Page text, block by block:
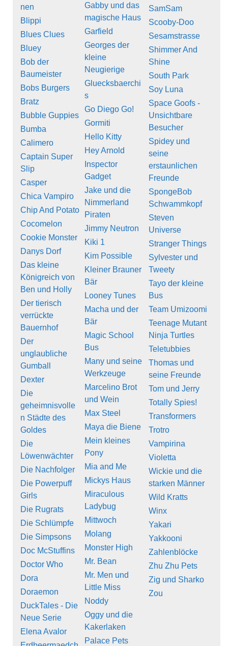
nen
Blippi
Blues Clues
Bluey
Bob der
Baumeister
Bobs Burgers
Bratz
Bubble Guppies
Bumba
Calimero
Captain Super
Slip
Casper
Chica Vampiro
Chip And Potato
Cocomelon
Cookie Monster
Danys Dorf
Das kleine
Königreich von
Ben und Holly
Der tierisch
verrückte
Bauernhof
Der
unglaubliche
Gumball
Dexter
Die
geheimnisvolle
n Städte des
Goldes
Die
Löwenwächter
Die Nachfolger
Die Powerpuff
Girls
Die Rugrats
Die Schlümpfe
Die Simpsons
Doc McStuffins
Doctor Who
Dora
Doraemon
DuckTales - Die
Neue Serie
Elena Avalor
Gabby und das
magische Haus
Garfield
Georges der
kleine
Neugierige
Gluecksbaerchi
s
Go Diego Go!
Gormiti
Hello Kitty
Hey Arnold
Inspector
Gadget
Jake und die
Nimmerland
Piraten
Jimmy Neutron
Kiki 1
Kim Possible
Kleiner Brauner
Bär
Looney Tunes
Macha und der
Bär
Magic School
Bus
Many und seine
Werkzeuge
Marcelino Brot
und Wein
Max Steel
Maya die Biene
Mein kleines
Pony
Mia and Me
Mickys Haus
Miraculous
Ladybug
Mittwoch
Molang
Monster High
Mr. Bean
Mr. Men und
Little Miss
Noddy
Oggy und die
Kakerlaken
Palace Pets
SamSam
Scooby-Doo
Sesamstrasse
Shimmer And
Shine
South Park
Soy Luna
Space Goofs -
Unsichtbare
Besucher
Spidey und
seine
erstaunlichen
Freunde
SpongeBob
Schwammkopf
Steven
Universe
Stranger Things
Sylvester und
Tweety
Tayo der kleine
Bus
Team Umizoomi
Teenage Mutant
Ninja Turtles
Teletubbies
Thomas und
seine Freunde
Tom und Jerry
Totally Spies!
Transformers
Trotro
Vampirina
Violetta
Wickie und die
starken Männer
Wild Kratts
Winx
Yakari
Yakkooni
Zahlenblöcke
Zhu Zhu Pets
Zig und Sharko
Zou